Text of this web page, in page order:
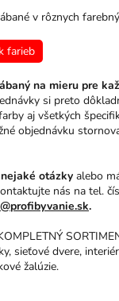
v rôznych
farieb
na mieru pre
si preto
aj všetkých
objednávku
otázky alebo
nás na tel.
.
sieťové dvere,
žalúzie.